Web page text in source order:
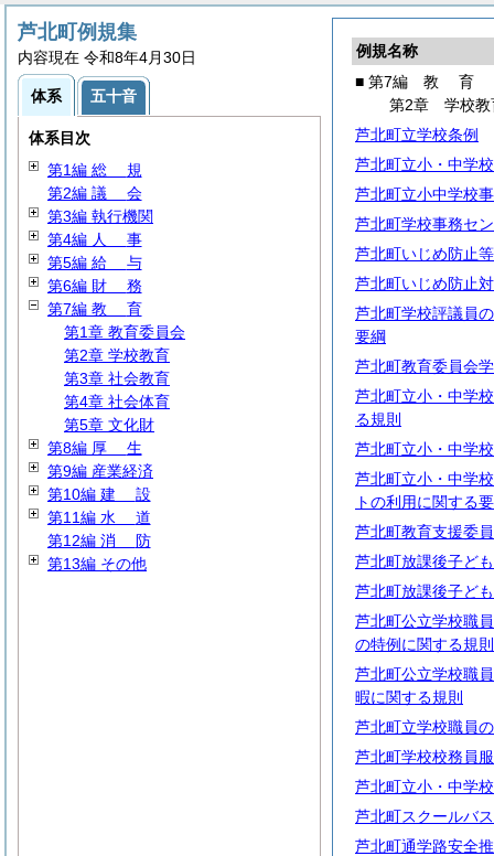
例規名称
■ 第7編 教 育
第2章 学校教
芦北町立学校条例
芦北町立小・中学
芦北町立小中学校
芦北町学校事務セ
芦北町いじめ防止
芦北町いじめ防止
芦北町学校評議員
要綱
芦北町教育委員会
芦北町立小・中学
る規則
芦北町立小・中学
芦北町立小・中学
トの利用に関する
芦北町教育支援委
芦北町放課後子ど
芦北町放課後子ど
芦北町公立学校職
の特例に関する規則
芦北町公立学校職
暇に関する規則
芦北町立学校職員
芦北町学校校務員
芦北町立小・中学
芦北町スクールバ
芦北町通学路安全
芦北町例規集
内容現在 令和8年4月30日
体系 五十音
体系目次
第1編 総 規
第2編 議 会
第3編 執行機関
第4編 人 事
第5編 給 与
第6編 財 務
第7編 教 育
第1章 教育委員会
第2章 学校教育
第3章 社会教育
第4章 社会体育
第5章 文化財
第8編 厚 生
第9編 産業経済
第10編 建 設
第11編 水 道
第12編 消 防
第13編 その他